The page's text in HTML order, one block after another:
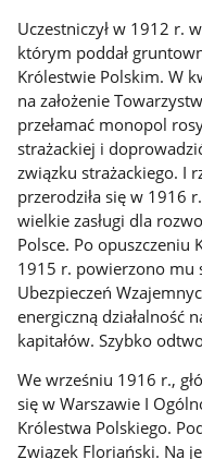
Uczestniczył w 1912 r.
którym poddał
Królestwie Polskim. W
na założenie
przełamać monopol
strażackiej i
związku strażackiego. I
przerodziła się w 1916
wielkie zasługi dla
Polsce. Po opuszczeniu
1915 r. powierzono mu
Ubezpieczeń
energiczną działalność
kapitałów. Szybko
We wrześniu 1916 r.,
się w Warszawie I
Królestwa Polskiego.
Związek Floriański. Na